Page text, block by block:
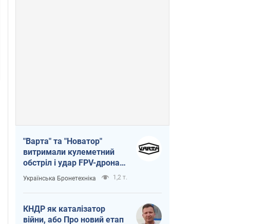
"Варта" та "Новатор"
витримали кулеметний
обстріл і удар FPV-дрона,
врятувавши життя
офіцеру ЗСУ
Українська Бронетехніка 1,2 т.
КНДР як каталізатор
війни, або Про новий етап